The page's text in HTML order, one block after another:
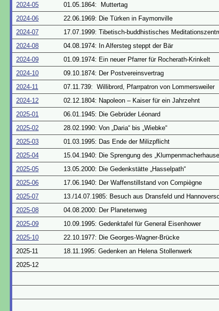
2024-05
01.05.1864: Muttertag
2024-06
22.06.1969: Die Türken in Faymonville
2024-07
17.07.1999: Tibetisch-buddhistisches
2024-08
04.08.1974: In Alfersteg steppt der Bär
2024-09
01.09.1974: Ein neuer Pfarrer für Rocherath-Krinkelt
2024-10
09.10.1874: Der Postvereinsvertrag
2024-11
07.11.739: Willibrord, Pfarrpatron von Lommersweiler
2024-12
02.12.1804: Napoleon – Kaiser für ein Jahrzehnt
2025-01
06.01.1945: Die Gebrüder Léonard
2025-02
28.02.1990: Von „Daria“ bis „Wiebke“
2025-03
01.03.1995: Das Ende der Milizpflicht
2025-04
15.04.1940: Die Sprengung des
2025-05
13.05.2000: Die Gedenkstätte „Hasselpath“
2025-06
17.06.1940: Der Waffenstillstand von Compiègne
2025-07
13./14.07.1985: Besuch aus Dransfeld und
2025-08
04.08.2000: Der Planetenweg
2025-09
10.09.1995: Gedenktafel für General Eisenhower
2025-10
22.10.1977: Die Georges-Wagner-Brücke
2025-11
18.11.1995: Gedenken an Helena Stollenwerk
2025-12